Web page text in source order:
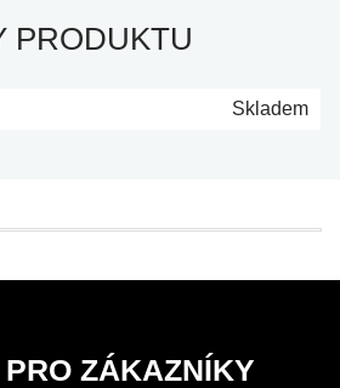
PRODUKTU
Skladem
ZÁKAZNÍKY